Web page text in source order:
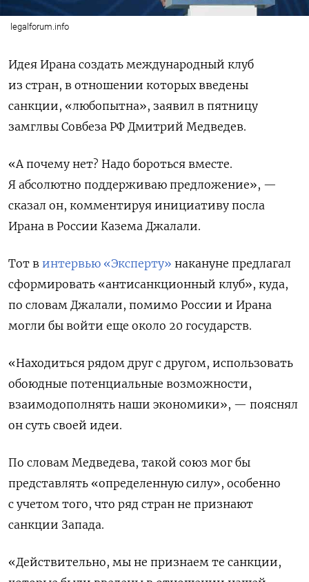
legalforum.info
Идея Ирана создать международный клуб
из стран, в отношении которых введены
санкции, «любопытна», заявил в пятницу
замглвы Совбеза РФ Дмитрий Медведев.
«А почему нет? Надо бороться вместе.
Я абсолютно поддерживаю предложение», —
сказал он, комментируя инициативу посла
Ирана в России Казема Джалали.
Тот в интервью «Эксперту» накануне предлагал
сформировать «антисанкционный клуб», куда,
по словам Джалали, помимо России и Ирана
могли бы войти еще около 20 государств.
«Находиться рядом друг с другом, использовать
обоюдные потенциальные возможности,
взаимодополнять наши экономики», — пояснял
он суть своей идеи.
По словам Медведева, такой союз мог бы
представлять «определенную силу», особенно
с учетом того, что ряд стран не признают
санкции Запада.
«Действительно, мы не признаем те санкции,